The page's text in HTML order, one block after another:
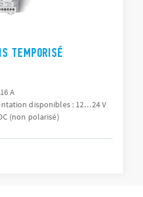
TEMPORISÉ
A
disponibles : 12…24 V
(non polarisé)